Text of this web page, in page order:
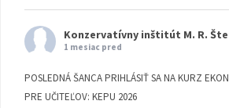
Konzervatívny inštitút M. R.
1 mesiac pred
POSLEDNÁ ŠANCA PRIHLÁSIŤ SA NA KURZ
PRE UČITEĽOV: KEPU 2026